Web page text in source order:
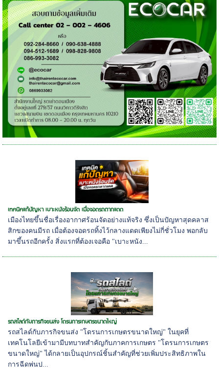
เทคนิคแก้ปัญหา เบาะหนังร้อนจัด เมื่อจอดรถตากแดด
เมืองไทยขึ้นชื่อเรื่องอากาศร้อนจัดอย่างแท้จริง ซึ่งเป็นปัญหาสุดคลาส
สิกของคนมีรถ เมื่อต้องจอดรถทิ้งไว้กลางแดดเพียงไม่กี่ชั่วโมง พอกลับ
มาขึ้นรถอีกครั้ง สิ่งแรกที่ต้องเจอคือ "เบาะหนัง...
รถสไลด์กับภารกิจขนส่ง โดรนการเกษตรขนาดใหญ่
รถสไลด์กับภารกิจขนส่ง "โดรนการเกษตรขนาดใหญ่" ในยุคที่
เทคโนโลยีเข้ามามีบทบาทสำคัญกับภาคการเกษตร "โดรนการเกษตร
ขนาดใหญ่" ได้กลายเป็นอุปกรณ์ชิ้นสำคัญที่ช่วยเพิ่มประสิทธิภาพใน
การฉีดพ่นป...